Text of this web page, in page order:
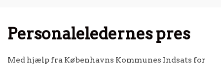
Personaleledernespres
Med hjælp fra Københavns Kommunes Indsats for